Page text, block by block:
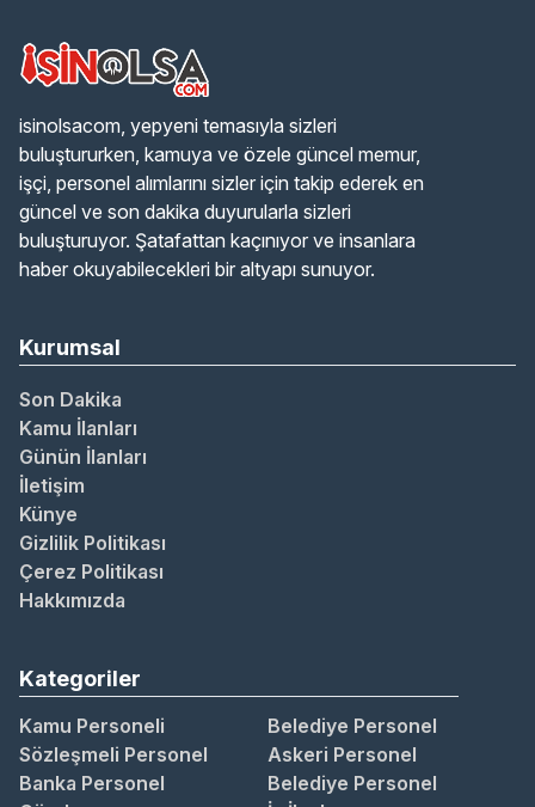
isinolsacom, yepyeni temasıyla sizleri
buluştururken, kamuya ve özele güncel memur,
işçi, personel alımlarını sizler için takip ederek en
güncel ve son dakika duyurularla sizleri
buluşturuyor. Şatafattan kaçınıyor ve insanlara
haber okuyabilecekleri bir altyapı sunuyor.
Kurumsal
Son Dakika
Kamu İlanları
Günün İlanları
İletişim
Künye
Gizlilik Politikası
Çerez Politikası
Hakkımızda
Kategoriler
Kamu Personeli
Belediye Personel
Sözleşmeli Personel
Askeri Personel
Banka Personel
Belediye Personel